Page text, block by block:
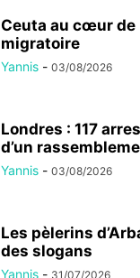
Ceuta au cœur de
migratoire
Yannis - 03/08/2026
Londres : 117
d’un
Yannis - 03/08/2026
Les pèlerins
des slogans
Yannis - 31/07/2026